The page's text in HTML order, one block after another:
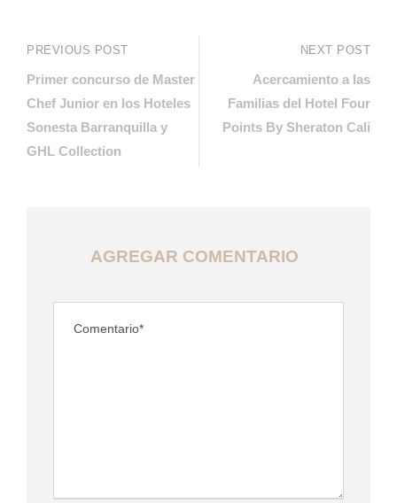
PREVIOUS POST
Primer concurso de Master
Chef Junior en los Hoteles
Sonesta Barranquilla y
GHL Collection
NEXT POST
Acercamiento a las
Familias del Hotel Four
Points By Sheraton Cali
AGREGAR COMENTARIO